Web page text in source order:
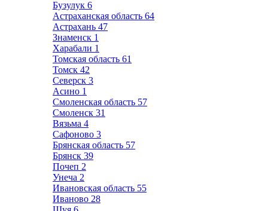
Бузулук 6
Астраханская область 64
Астрахань 47
Знаменск 1
Харабали 1
Томская область 61
Томск 42
Северск 3
Асино 1
Смоленская область 57
Смоленск 31
Вязьма 4
Сафоново 3
Брянская область 57
Брянск 39
Почеп 2
Унеча 2
Ивановская область 55
Иваново 28